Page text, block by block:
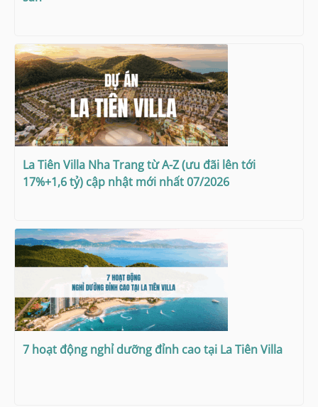
La Tiên Villa Nha Trang từ A-Z (ưu đãi lên tới
17%+1,6 tỷ) cập nhật mới nhất 07/2026
7 hoạt động nghỉ dưỡng đỉnh cao tại La Tiên Villa